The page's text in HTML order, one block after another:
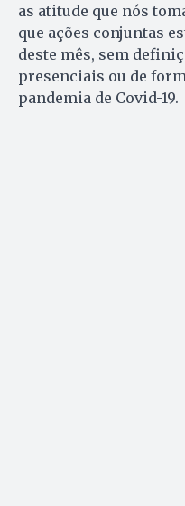
as atitude que nós
que ações conjuntas
deste mês, sem
presenciais ou de
pandemia de Covid-19.